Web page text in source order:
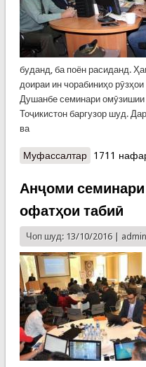
буданд, ба поён расиданд.
доираи ин чорабиниҳо
Душанбе семинари
Тоҷикистон баргузор шуд.
ва
Муфассалтаро1711
Анҷоми
офатҳои табиӣ
Чоп шуд: 13/10/2016 | admin